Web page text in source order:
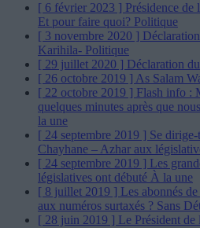
[ 6 février 2023 ] Présidence de
Et pour faire quoi? Politique
[ 3 novembre 2020 ]
Karihila- Politique
[ 29 juillet 2020 ] Déclaration
[ 26 octobre 2019 ] As Salam
[ 22 octobre 2019 ] Flash info :
quelques minutes après que
la une
[ 24 septembre 2019 ] Se
Chayhane – Azhar aux
[ 24 septembre 2019 ] Les
législatives ont débuté À la une
[ 8 juillet 2019 ] Les abonnés
aux numéros surtaxés ? Sans
[ 28 juin 2019 ] Le Président